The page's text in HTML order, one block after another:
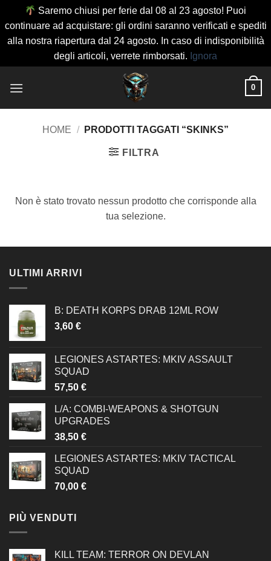
Saremo chiusi per ferie dal 08 al 23 agosto! Puoi
continuare ad acquistare: gli ordini saranno verificati e spediti
alla nostra riapertura dal 24 agosto. In caso di indisponibilità
degli articoli, verrete rimborsati. Ignora
0
HOME / PRODOTTI TAGGATI “SKINKS”
FILTRA
Non è stato trovato nessun prodotto che corrisponde alla
tua selezione.
ULTIMI ARRIVI
B: DEATH KORPS DRAB 12ML ROW
3,60 €
LEGIONES ASTARTES: MKIV ASSAULT
SQUAD
57,50 €
L/A: COMBI-WEAPONS & SHOTGUN
UPGRADES
38,50 €
LEGIONES ASTARTES: MKIV TACTICAL
SQUAD
70,00 €
PIÙ VENDUTI
KILL TEAM: TERROR ON DEVLAN